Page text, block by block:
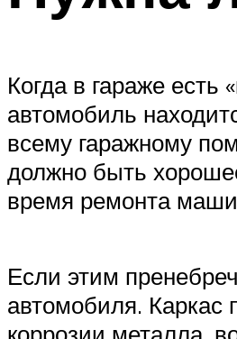
Когда в гараже
автомобиль
всему гаражному
должно быть
время ремонта
Если этим
автомобиля. Каркас
коррозии металла,